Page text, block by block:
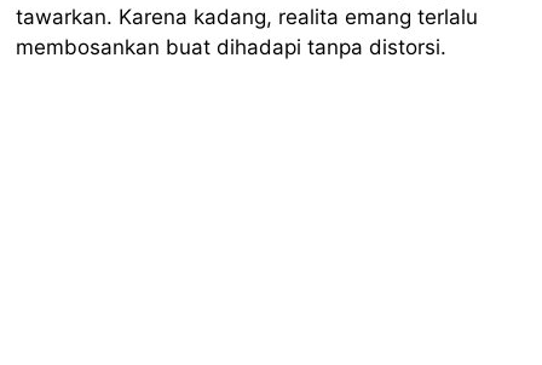
tawarkan. Karena kadang, realita emang terlalu
membosankan buat dihadapi tanpa distorsi.